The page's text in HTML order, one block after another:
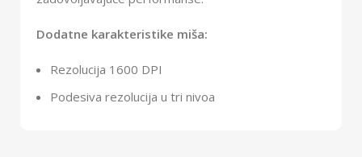
Dodatne karakteristike miša:
Rezolucija 1600 DPI
Podesiva rezolucija u tri nivoa